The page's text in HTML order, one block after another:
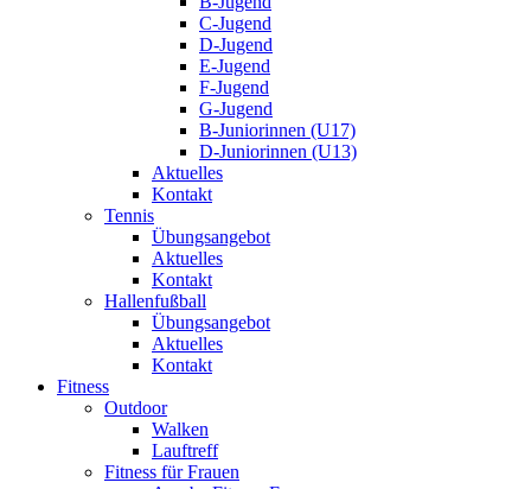
C-Jugend
D-Jugend
E-Jugend
F-Jugend
G-Jugend
B-Juniorinnen (U17)
D-Juniorinnen (U13)
Aktuelles
Kontakt
Tennis
Übungsangebot
Aktuelles
Kontakt
Hallenfußball
Übungsangebot
Aktuelles
Kontakt
Fitness
Outdoor
Walken
Lauftreff
Fitness für Frauen